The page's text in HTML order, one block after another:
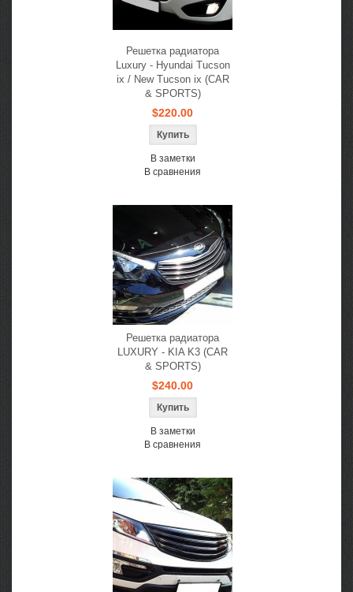
Решетка радиатора
Luxury - Hyundai Tucson
ix / New Tucson ix (CAR
& SPORTS)
$220.00
В заметки
В сравнения
Решетка радиатора
LUXURY - KIA K3 (CAR
& SPORTS)
$240.00
В заметки
В сравнения